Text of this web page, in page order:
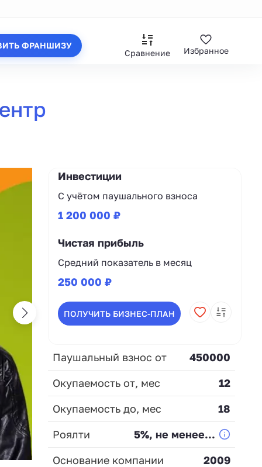
ФРАНШИЗУ
Сравнение Избранное
Инвестиции
С учётом паушального взноса
1 200 000 ₽
Чистая прибыль
Средний показатель в месяц
250 000 ₽
ПОЛУЧИТЬ БИЗНЕС-ПЛАН
Паушальный взнос от
450000
Окупаемость от, мес
12
Окупаемость до, мес
18
Роялти
5%, не менее...
Основание компании
2009